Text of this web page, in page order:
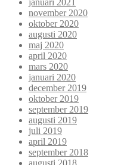
januari 2021
november 2020
oktober 2020
augusti 2020
maj 2020
april 2020
mars 2020
januari 2020
december 2019
oktober 2019
september 2019
augusti 2019
juli 2019
april 2019
september 2018